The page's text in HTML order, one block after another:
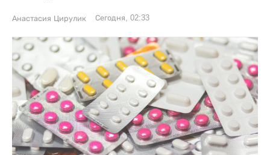
Анастасия Цирулик Сегодня, 02:33